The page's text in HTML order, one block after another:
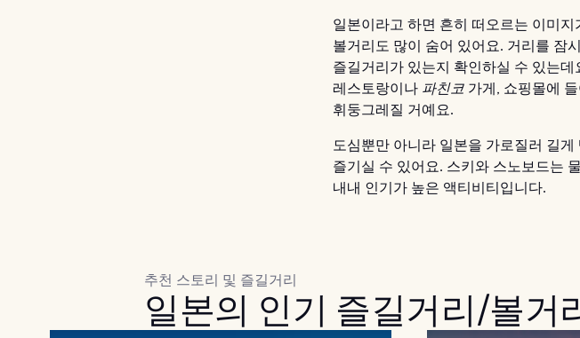
일본이라고 하면 흔히 떠오르는 이미
볼거리도 많이 숨어 있어요. 거리를 잠
즐길거리가 있는지 확인하실 수 있는
레스토랑이나 파친코 가게, 쇼핑몰에
휘둥그레질 거예요.
도심뿐만 아니라 일본을 가로질러 길
즐기실 수 있어요. 스키와 스노보드는
내내 인기가 높은 액티비티입니다.
추천 스토리 및 즐길거리
일본의 인기 즐길거리/볼거